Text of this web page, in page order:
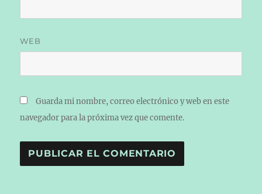
WEB
Guarda mi nombre, correo electrónico y web en este
navegador para la próxima vez que comente.